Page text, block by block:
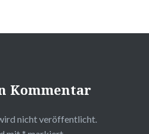
Kommentar
nicht veröffentlicht.